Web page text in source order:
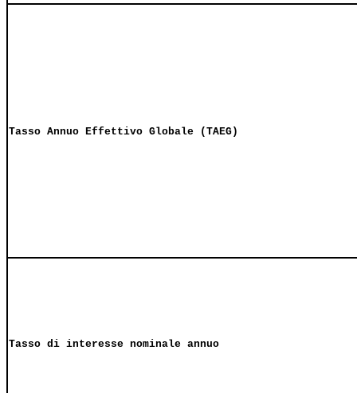
Tasso Annuo Effettivo Globale (TAEG)
Tasso di interesse nominale annuo